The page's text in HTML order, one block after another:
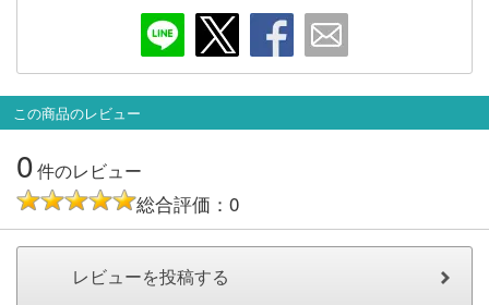
レビューについて
この商品のレビュー
0件のレビュー
総合評価：0